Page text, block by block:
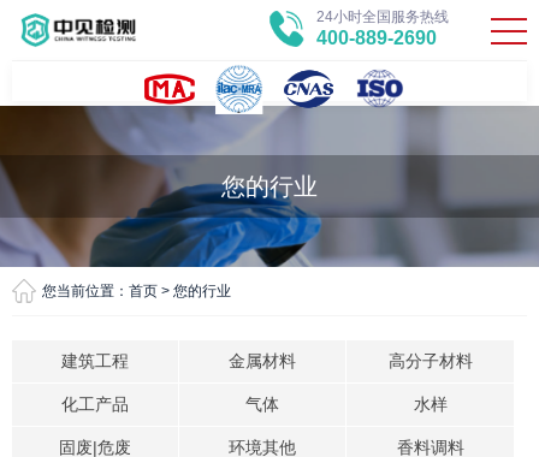
24小时全国服务热线
400-889-2690
您的行业
您当前位置： 首页 > 您的行业
建筑工程 金属材料 高分子材料
化工产品 气体 水样
固废|危废 环境其他 香料调料